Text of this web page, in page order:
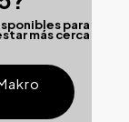
para
más cerca